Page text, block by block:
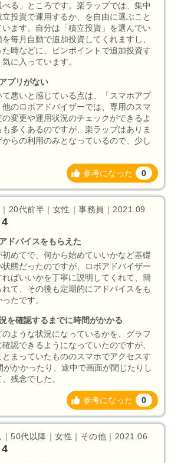
る」ところです。楽ラップでは、集中
投資で運用するか、を自由に選ぶこと
ます。自分は「積立投資」を選んでい
毎月自動で追加投資してくれますし、
時などに、ピンポイントで追加投資す
に入っています。
プリがない
悪いと感じている点は、「スマホアプ
のロボアドバイザーでは、専用のスマ
変更や運用状況のチェックができるよ
多くあるのですが、楽ラップはありま
らの利用のみとなっているので、少し
参考になった 0
20代前半｜女性｜事務員｜2021.09
4
ドバイスをもらえた
めてで、何から始めていいかなど基礎
態だったのですが、ロボアドバイザー
ばいいかを丁寧に説明してくれて、簡
て、その後も定期的にアドバイスをも
たです。
を確認するまでに時間がかかる
ような状況になっているかを、グラフ
認できるようになっていたのですが、
まっていたもののスマホでアクセスす
がかかったり、途中で画面が閉じたりし
残念でした。
参考になった 0
50代以降｜女性｜その他｜2021.06
4